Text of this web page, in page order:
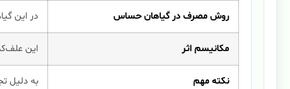
روش مصرف در گیاهان حساس در این
مکانیسم اثر این
نکته مهم به دلیل